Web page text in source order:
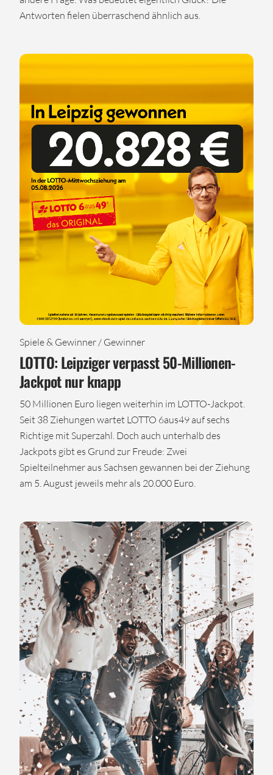
Antworten fielen überraschend ähnlich aus.
Spiele & Gewinner / Gewinner
LOTTO: Leipziger verpasst 50-Millionen-
Jackpot nur knapp
50 Millionen Euro liegen weiterhin im LOTTO-Jackpot.
Seit 38 Ziehungen wartet LOTTO 6aus49 auf sechs
Richtige mit Superzahl. Doch auch unterhalb des
Jackpots gibt es Grund zur Freude: Zwei
Spielteilnehmer aus Sachsen gewannen bei der Ziehung
am 5. August jeweils mehr als 20.000 Euro.